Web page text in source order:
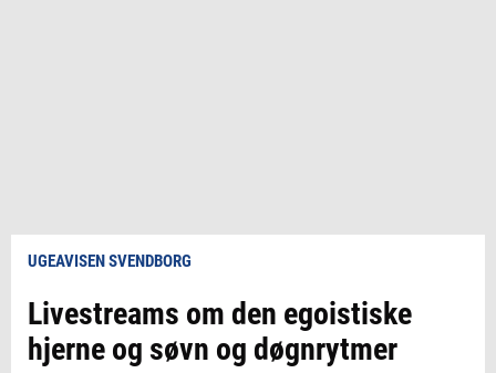
UGEAVISEN SVENDBORG
Livestreams om den egoistiske
hjerne og søvn og døgnrytmer